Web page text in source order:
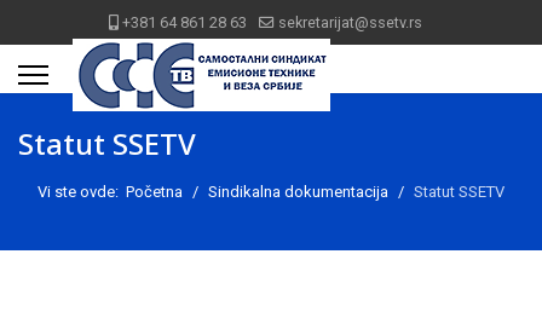
+381 64 861 28 63 sekretarijat@ssetv.rs
Statut SSETV
Vi ste ovde: Početna Sindikalna dokumentacija Statut SSETV